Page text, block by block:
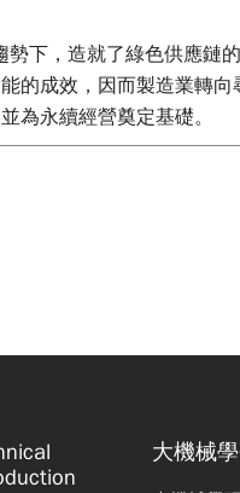
下，造就了綠色供應鏈
成效，因而製造業轉向
為永續經營奠定基礎。
大機械